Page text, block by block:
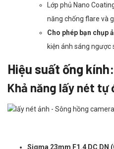
Lớp phủ Nano
năng chống flare và
Cho phép bạn chụp
kiện ánh sáng ngược
Hiệu suất ống kính:
Khả năng lấy nét tự
Sigma 23mm F1.4 DC DN